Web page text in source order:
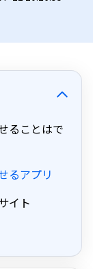
ることはで
るアプリ
イト